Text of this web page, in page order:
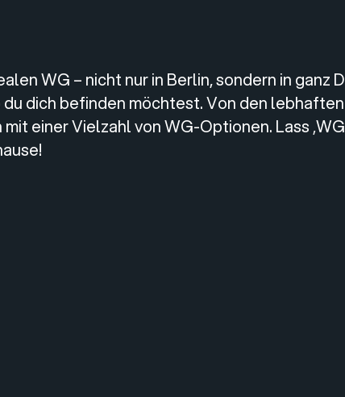
WG – nicht nur in Berlin, sondern in
dich befinden möchtest. Von den
einer Vielzahl von WG-Optionen. Lass